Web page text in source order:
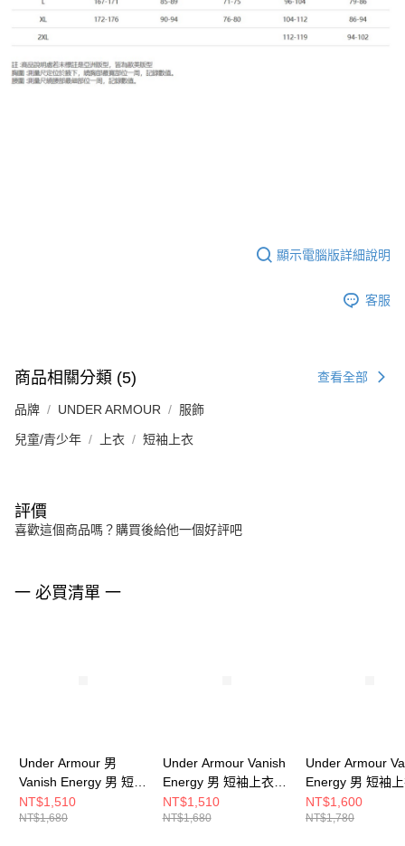
顯示電腦版詳細說明
客服
商品相關分類 (5) 查看全部
品牌 UNDER ARMOUR 服飾
兒童/青少年 上衣 短袖上衣
評價
喜歡這個商品嗎？購買後給他一個好評吧
一 必買清單 一
Under Armour 男
Vanish Energy 男 短袖
上衣 1383973-100
NT$1,510
NT$1,680
Under Armour Vanish
Energy 男 短袖上衣
1383973-338
NT$1,510
NT$1,680
Under Armour
Energy 男 短袖
6009761-410
NT$1,600
NT$1,780